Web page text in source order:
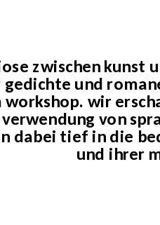
zwischen kunst
gedichte und
wir
von
dabei tief in die
und ihrer